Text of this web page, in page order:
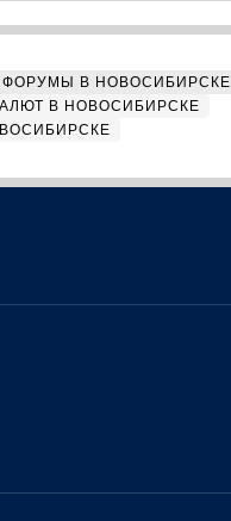
ФОРУМЫ В НОВОСИБИРСКЕ
В НОВОСИБИРСКЕ